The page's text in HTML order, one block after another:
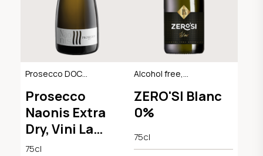
Prosecco DOC
Prosecco
Naonis Extra
Dry, Vini La
Delizia
75cl
Alcohol free,
ZERO'SI Blanc
0%
75cl